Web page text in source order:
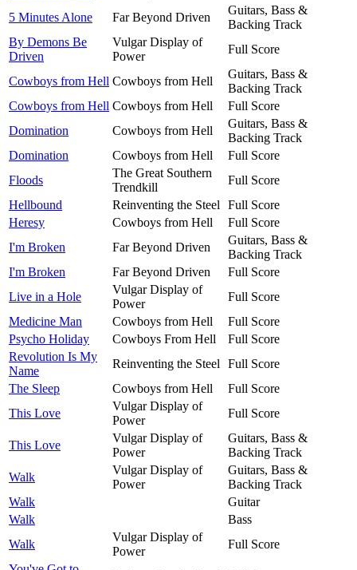
5 Minutes Alone
Far Beyond Driven
Guitars, Bass &
Backing Track
By Demons Be
Driven
Vulgar Display of
Power
Full Score
Cowboys from Hell Cowboys from Hell
Guitars, Bass &
Backing Track
Cowboys from Hell Cowboys from Hell
Full Score
Domination
Cowboys from Hell
Guitars, Bass &
Backing Track
Domination
Cowboys from Hell
Full Score
Floods
The Great Southern
Trendkill
Full Score
Hellbound
Reinventing the Steel
Full Score
Heresy
Cowboys from Hell
Full Score
I'm Broken
Far Beyond Driven
Guitars, Bass &
Backing Track
I'm Broken
Far Beyond Driven
Full Score
Live in a Hole
Vulgar Display of
Power
Full Score
Medicine Man
Cowboys from Hell
Full Score
Psycho Holiday
Cowboys From Hell
Full Score
Revolution Is My
Name
Reinventing the Steel
Full Score
The Sleep
Cowboys from Hell
Full Score
This Love
Vulgar Display of
Power
Full Score
This Love
Vulgar Display of
Power
Guitars, Bass &
Backing Track
Walk
Vulgar Display of
Power
Guitars, Bass &
Backing Track
Walk
Guitar
Walk
Bass
Walk
Vulgar Display of
Power
Full Score